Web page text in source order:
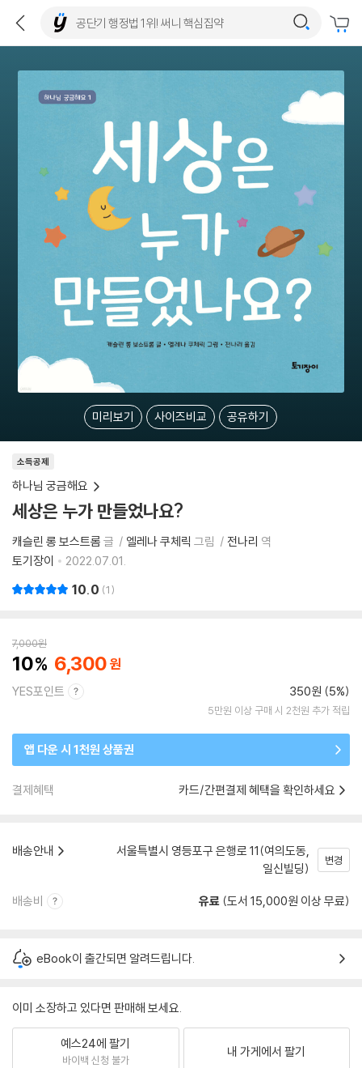
미리보기 사이즈비교 공유하기
소득공제
하나님 궁금해요
세상은 누가 만들었나요?
캐슬린 롱 보스트롬 글 엘레나 쿠체릭 그림 전나리 역
토기장이
2022.07.01.
10.0 1
7,000원
10 6,300
YES포인트 350원 (5%)
5만원 이상 구매 시 2천원 추가 적립
앱 다운 시 1천원 상품권
결제혜택 카드/간편결제 혜택을 확인하세요
배송안내
서울특별시 영등포구 은행로 11(여의도동,
일신빌딩)
변경
배송비 유료 (도서 15,000원 이상 무료)
eBook이 출간되면 알려드립니다.
이미 소장하고 있다면 판매해 보세요.
예스24에 팔기
바이백 신청 불가
내 가게에서 팔기